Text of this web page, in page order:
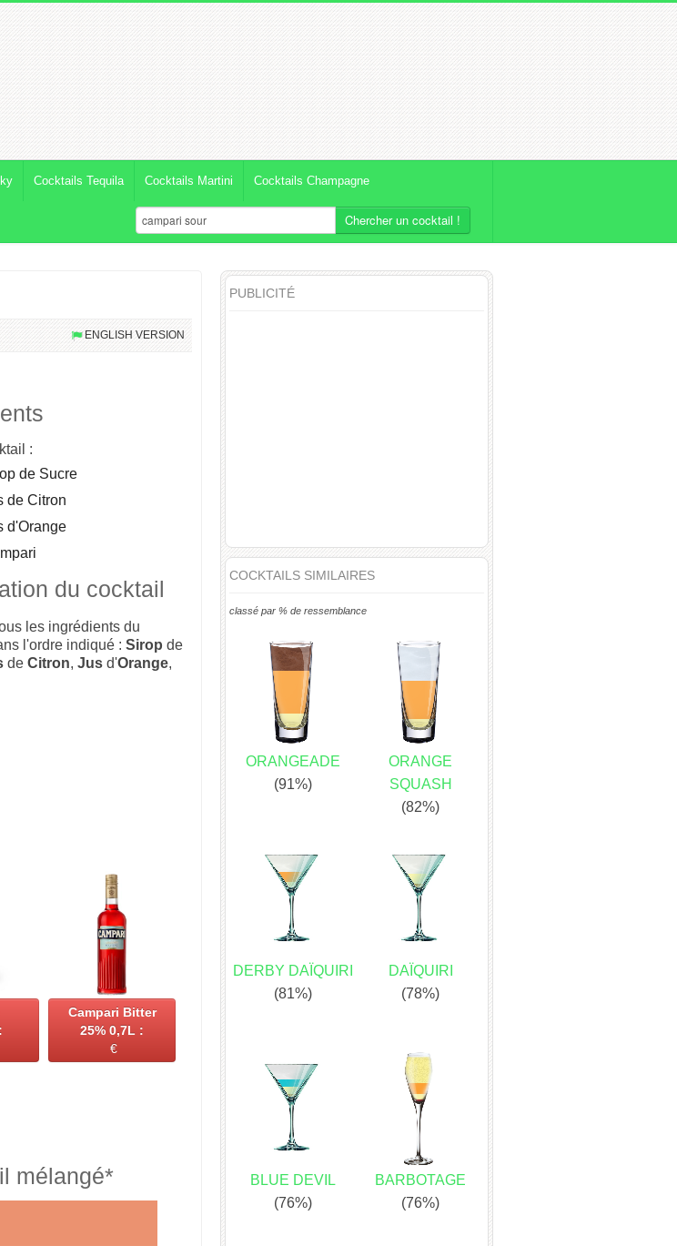
Cocktails Tequila Cocktails Martini Cocktails Champagne
Chercher un cocktail !
ENGLISH VERSION
:
de Sucre
de Citron
d'Orange
du cocktail
les ingrédients du
l'ordre indiqué : Sirop de
de Citron, Jus d'Orange,
Campari Bitter
25% 0,7L :
€
mélangé*
PUBLICITÉ
COCKTAILS SIMILAIRES
classé par % de ressemblance
ORANGEADE
(91%)
ORANGE
SQUASH
(82%)
DERBY DAÏQUIRI
(81%)
DAÏQUIRI
(78%)
BLUE DEVIL
(76%)
BARBOTAGE
(76%)